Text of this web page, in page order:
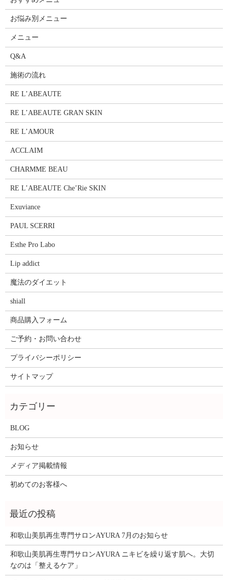
お悩み別メニュー
メニュー
Q&A
施術の流れ
RE L’ABEAUTE
RE L’ABEAUTE GRAN SKIN
RE L’AMOUR
ACCLAIM
CHARMME BEAU
RE L’ABEAUTE Che’Rie SKIN
Exuviance
PAUL SCERRI
Esthe Pro Labo
Lip addict
魔法のダイエット
shiall
商品購入フォーム
ご予約・お問い合わせ
プライバシーポリシー
サイトマップ
BLOG
お知らせ
メディア掲載情報
初めてのお客様へ
和歌山美肌再生専門サロンAYURA 7月のお知らせ
和歌山美肌再生専門サロンAYURA ニキビを繰り返す肌へ。大切
なのは「整えるケア」